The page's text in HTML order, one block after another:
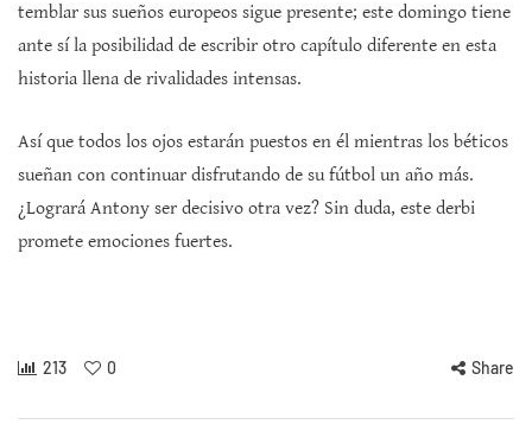
temblar sus sueños europeos sigue presente; este domingo tiene
ante sí la posibilidad de escribir otro capítulo diferente en esta
historia llena de rivalidades intensas.
Así que todos los ojos estarán puestos en él mientras los béticos
sueñan con continuar disfrutando de su fútbol un año más.
¿Logrará Antony ser decisivo otra vez? Sin duda, este derbi
promete emociones fuertes.
213 0 Share